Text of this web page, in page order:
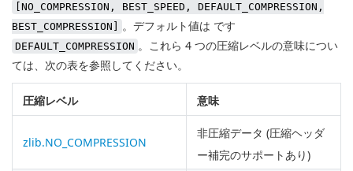
[NO_COMPRESSION, BEST_SPEED, DEFAULT_COMPRESSION,
BEST_COMPRESSION]
。デフォルト値は です
DEFAULT_COMPRESSION 。これら 4 つの圧縮レベルの意味につい
ては、次の表を参照してください。
圧縮レベル 意味
zlib.NO_COMPRESSION
非圧縮データ (圧縮ヘッダ
ー補完のサポートあり)